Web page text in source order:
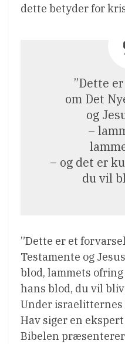
dette betyder for
”Dette
om Det
og
–
– og det er
du vil
”Dette er et
Testamente og
blod, lammets
hans blod, du vil
Under israelitternes
Hav siger en
Bibelen